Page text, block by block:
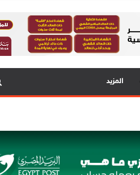
المزيد